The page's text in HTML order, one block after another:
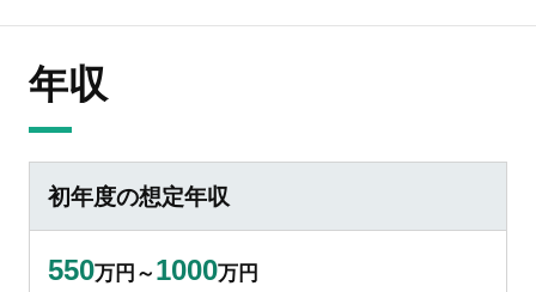
年収
初年度の想定年収
550万円～ 1000万円